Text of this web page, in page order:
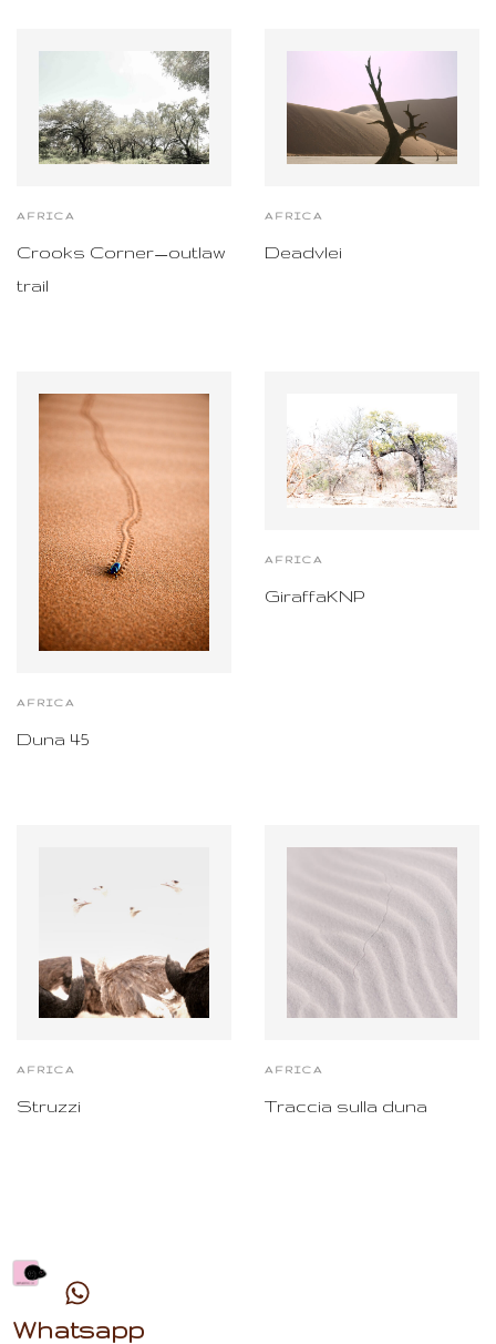
AFRICA
Crooks Corner_outlaw
trail
AFRICA
Deadvlei
AFRICA
Duna 45
AFRICA
GiraffaKNP
AFRICA
Struzzi
AFRICA
Traccia sulla duna
Whatsapp